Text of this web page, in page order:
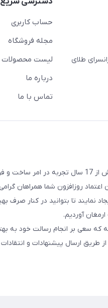
کارورانسرای طلای
حساب کاربری
مجله فروشگاه
لیست محصولات
درباره ما
تماس با ما
گالری ساخت و فروش طلا،جواهر و نقره ارجمند
اعتماد روزافزون شما همراهان
نمایند تا بتوانید در کنار صرف
آوردیم.
سعی بر انجام رسالت خود به
ارسال پیشنهادات و